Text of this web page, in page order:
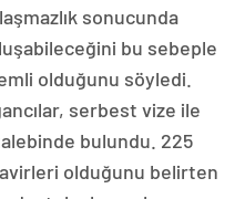
sonucunda
bu sebeple
olduğunu söyledi.
serbest vize ile
bulundu. 225
olduğunu belirten